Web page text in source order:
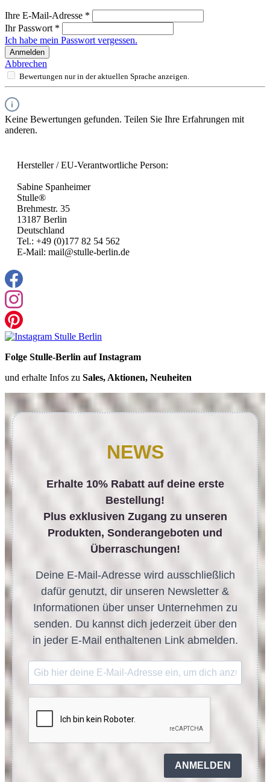
Ihre E-Mail-Adresse *
Ihr Passwort *
Ich habe mein Passwort vergessen.
Anmelden
Abbrechen
Bewertungen nur in der aktuellen Sprache anzeigen.
Keine Bewertungen gefunden. Teilen Sie Ihre Erfahrungen mit
anderen.
Hersteller / EU-Verantwortliche Person:
Sabine Spanheimer
Stulle®
Brehmestr. 35
13187 Berlin
Deutschland
Tel.: +49 (0)177 82 54 562
E-Mail: mail@stulle-berlin.de
Folge Stulle-Berlin auf Instagram
und erhalte Infos zu Sales, Aktionen, Neuheiten
NEWS
Erhalte 10% Rabatt auf deine erste
Bestellung!
Plus exklusiven Zugang zu unseren
Produkten, Sonderangeboten und
Überraschungen!
Deine E-Mail-Adresse wird ausschließlich
dafür genutzt, dir unseren Newsletter &
Informationen über unser Unternehmen zu
senden. Du kannst dich jederzeit über den
in jeder E-Mail enthaltenen Link abmelden.
ANMELDEN